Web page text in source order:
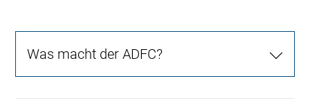
Was macht der ADFC?